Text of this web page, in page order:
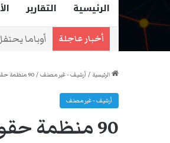
الرئيسية التقارير
أخبار عاجلة زهران
الرئيسية / أرشيف - غير مصنف/90 منظمة حقوقية دولية تدعو دول الخليج لحماية العمال الأجانب
أرشيف - غير مصنف
90 منظمة